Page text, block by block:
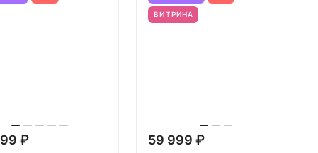
₽
ВИТРИНА
59 999 ₽